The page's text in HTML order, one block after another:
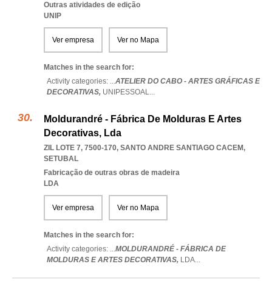
Outras atividades de edição
UNIP
Ver empresa Ver no Mapa
Matches in the search for:
Activity categories: ...ATELIER DO CABO - ARTES GRÁFICAS E
DECORATIVAS, UNIPESSOAL...
Moldurandré - Fábrica De Molduras E Artes
Decorativas, Lda
ZIL LOTE 7, 7500-170, SANTO ANDRE SANTIAGO CACEM,
SETUBAL
Fabricação de outras obras de madeira
LDA
Ver empresa Ver no Mapa
Matches in the search for:
Activity categories: ...MOLDURANDRÉ - FÁBRICA DE
MOLDURAS E ARTES DECORATIVAS, LDA...